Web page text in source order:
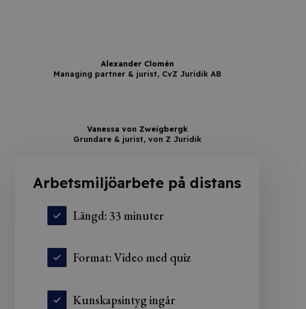
Alexander Clomén
Managing partner & jurist, CvZ Juridik AB
Vanessa von Zweigbergk
Grundare & jurist, von Z Juridik
Arbetsmiljöarbete på distans
Längd: 33 minuter
Format: Video med quiz
Kunskapsintyg ingår